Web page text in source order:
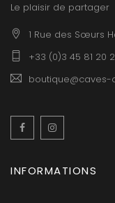
Le plaisir de partager
1 Rue des Sœurs
+33 (0)3 45 81 20
boutique@caves-
Facebook
INFORMATIONS